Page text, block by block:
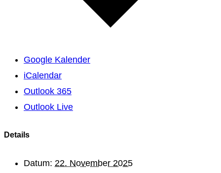
Google Kalender
iCalendar
Outlook 365
Outlook Live
Details
Datum: 22. November 2025